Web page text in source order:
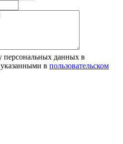
персональных данных в
в пользовательском